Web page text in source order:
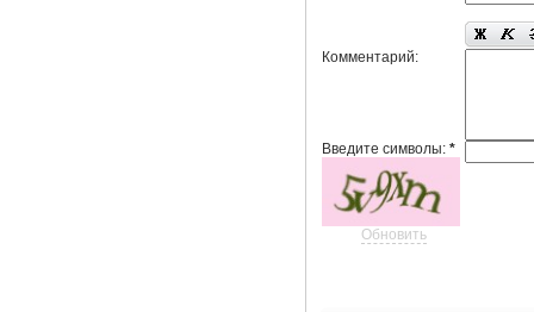
Комментарий:
Введите символы:*
Обновить